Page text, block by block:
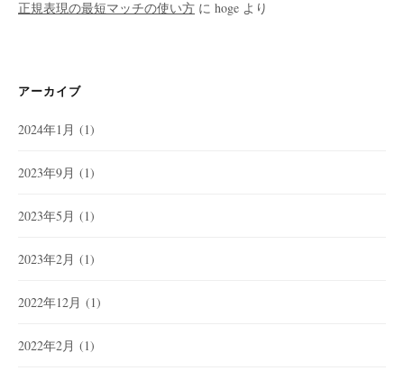
正規表現の最短マッチの使い方 に hoge より
アーカイブ
2024年1月 (1)
2023年9月 (1)
2023年5月 (1)
2023年2月 (1)
2022年12月 (1)
2022年2月 (1)